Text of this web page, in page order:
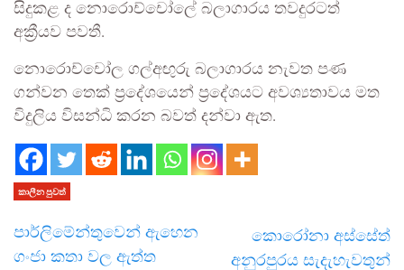
සිදුකළ ද නොරොච්චෝලේ බලාගාරය තවදුරටත්
අක්‍රීයව පවතී.
නොරොච්චෝල ගල්අඟුරු බලාගාරය නැවත පණ
ගන්වන තෙක් ප්‍රදේශයෙන් ප්‍රදේශයට අවශ්‍යතාවය මත
විදුලිය විසන්ධි කරන බවත් දන්වා ඇත.
කාලීන පුවත්
පාර්ලිමේන්තුවෙන් ඇහෙන
ගංජා කතා වල ඇත්ත
කොරෝනා අස්සේත්
අනුරපුරය සැදැහැවතුන්